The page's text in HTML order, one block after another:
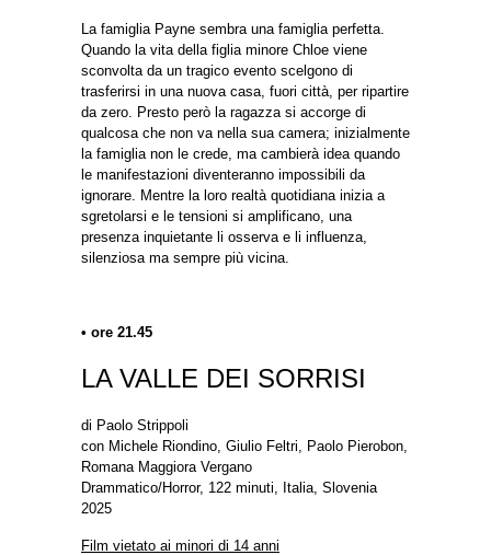
La famiglia Payne sembra una famiglia perfetta.
Quando la vita della figlia minore Chloe viene
sconvolta da un tragico evento scelgono di
trasferirsi in una nuova casa, fuori città, per ripartire
da zero. Presto però la ragazza si accorge di
qualcosa che non va nella sua camera; inizialmente
la famiglia non le crede, ma cambierà idea quando
le manifestazioni diventeranno impossibili da
ignorare. Mentre la loro realtà quotidiana inizia a
sgretolarsi e le tensioni si amplificano, una
presenza inquietante li osserva e li influenza,
silenziosa ma sempre più vicina.
• ore 21.45
LA VALLE DEI SORRISI
di Paolo Strippoli
con Michele Riondino, Giulio Feltri, Paolo Pierobon,
Romana Maggiora Vergano
Drammatico/Horror, 122 minuti, Italia, Slovenia
2025
Film vietato ai minori di 14 anni